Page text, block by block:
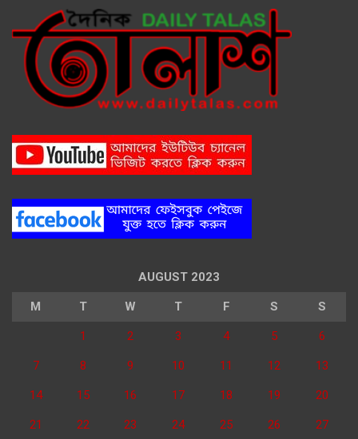
AUGUST 2023
M T W T F S S
1 2 3 4 5 6
7 8 9 10 11 12 13
14 15 16 17 18 19 20
21 22 23 24 25 26 27